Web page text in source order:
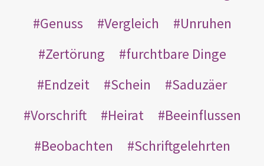
Genuss
Vergleich
Unruhen
Zertörung
furchtbare Dinge
Endzeit
Schein
Saduzäer
Vorschrift
Heirat
Beeinflussen
Beobachten
Schriftgelehrten